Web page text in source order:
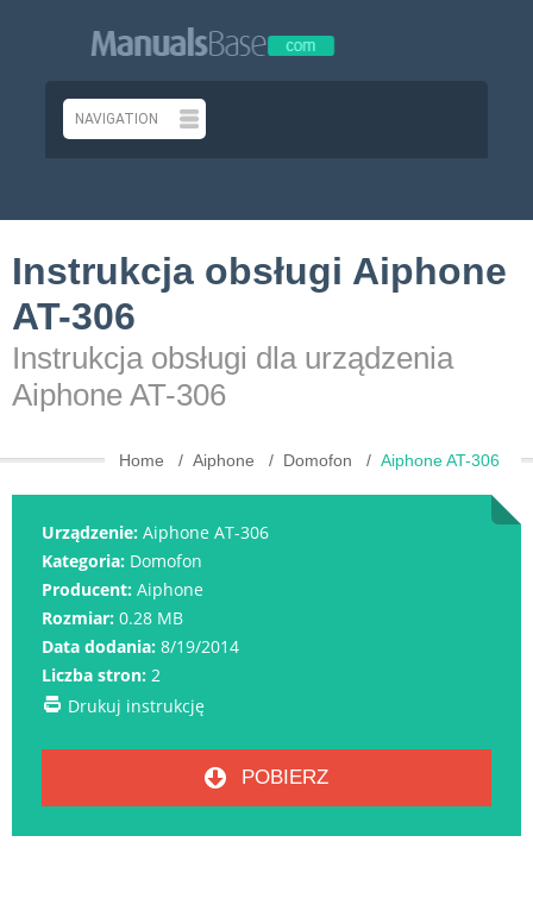
Instrukcja obsługi Aiphone
AT-306
Instrukcja obsługi dla urządzenia
Aiphone AT-306
Home Aiphone Domofon Aiphone AT-306
Urządzenie: Aiphone AT-306
Kategoria: Domofon
Producent: Aiphone
Rozmiar: 0.28 MB
Data dodania: 8/19/2014
Liczba stron: 2
Drukuj instrukcję
POBIERZ